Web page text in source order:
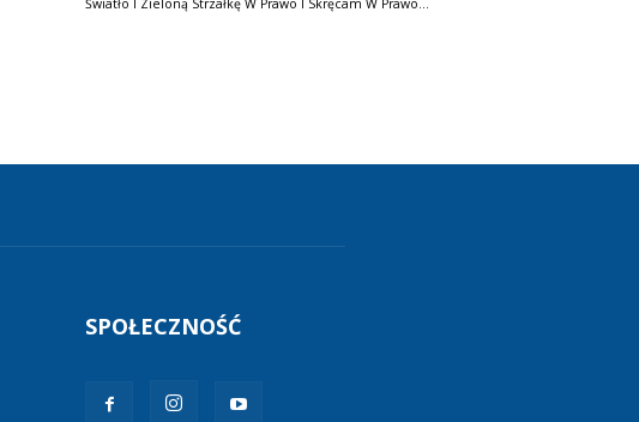
Światło I Zieloną Strzałkę W Prawo I Skręcam W Prawo…
SPOŁECZNOŚĆ